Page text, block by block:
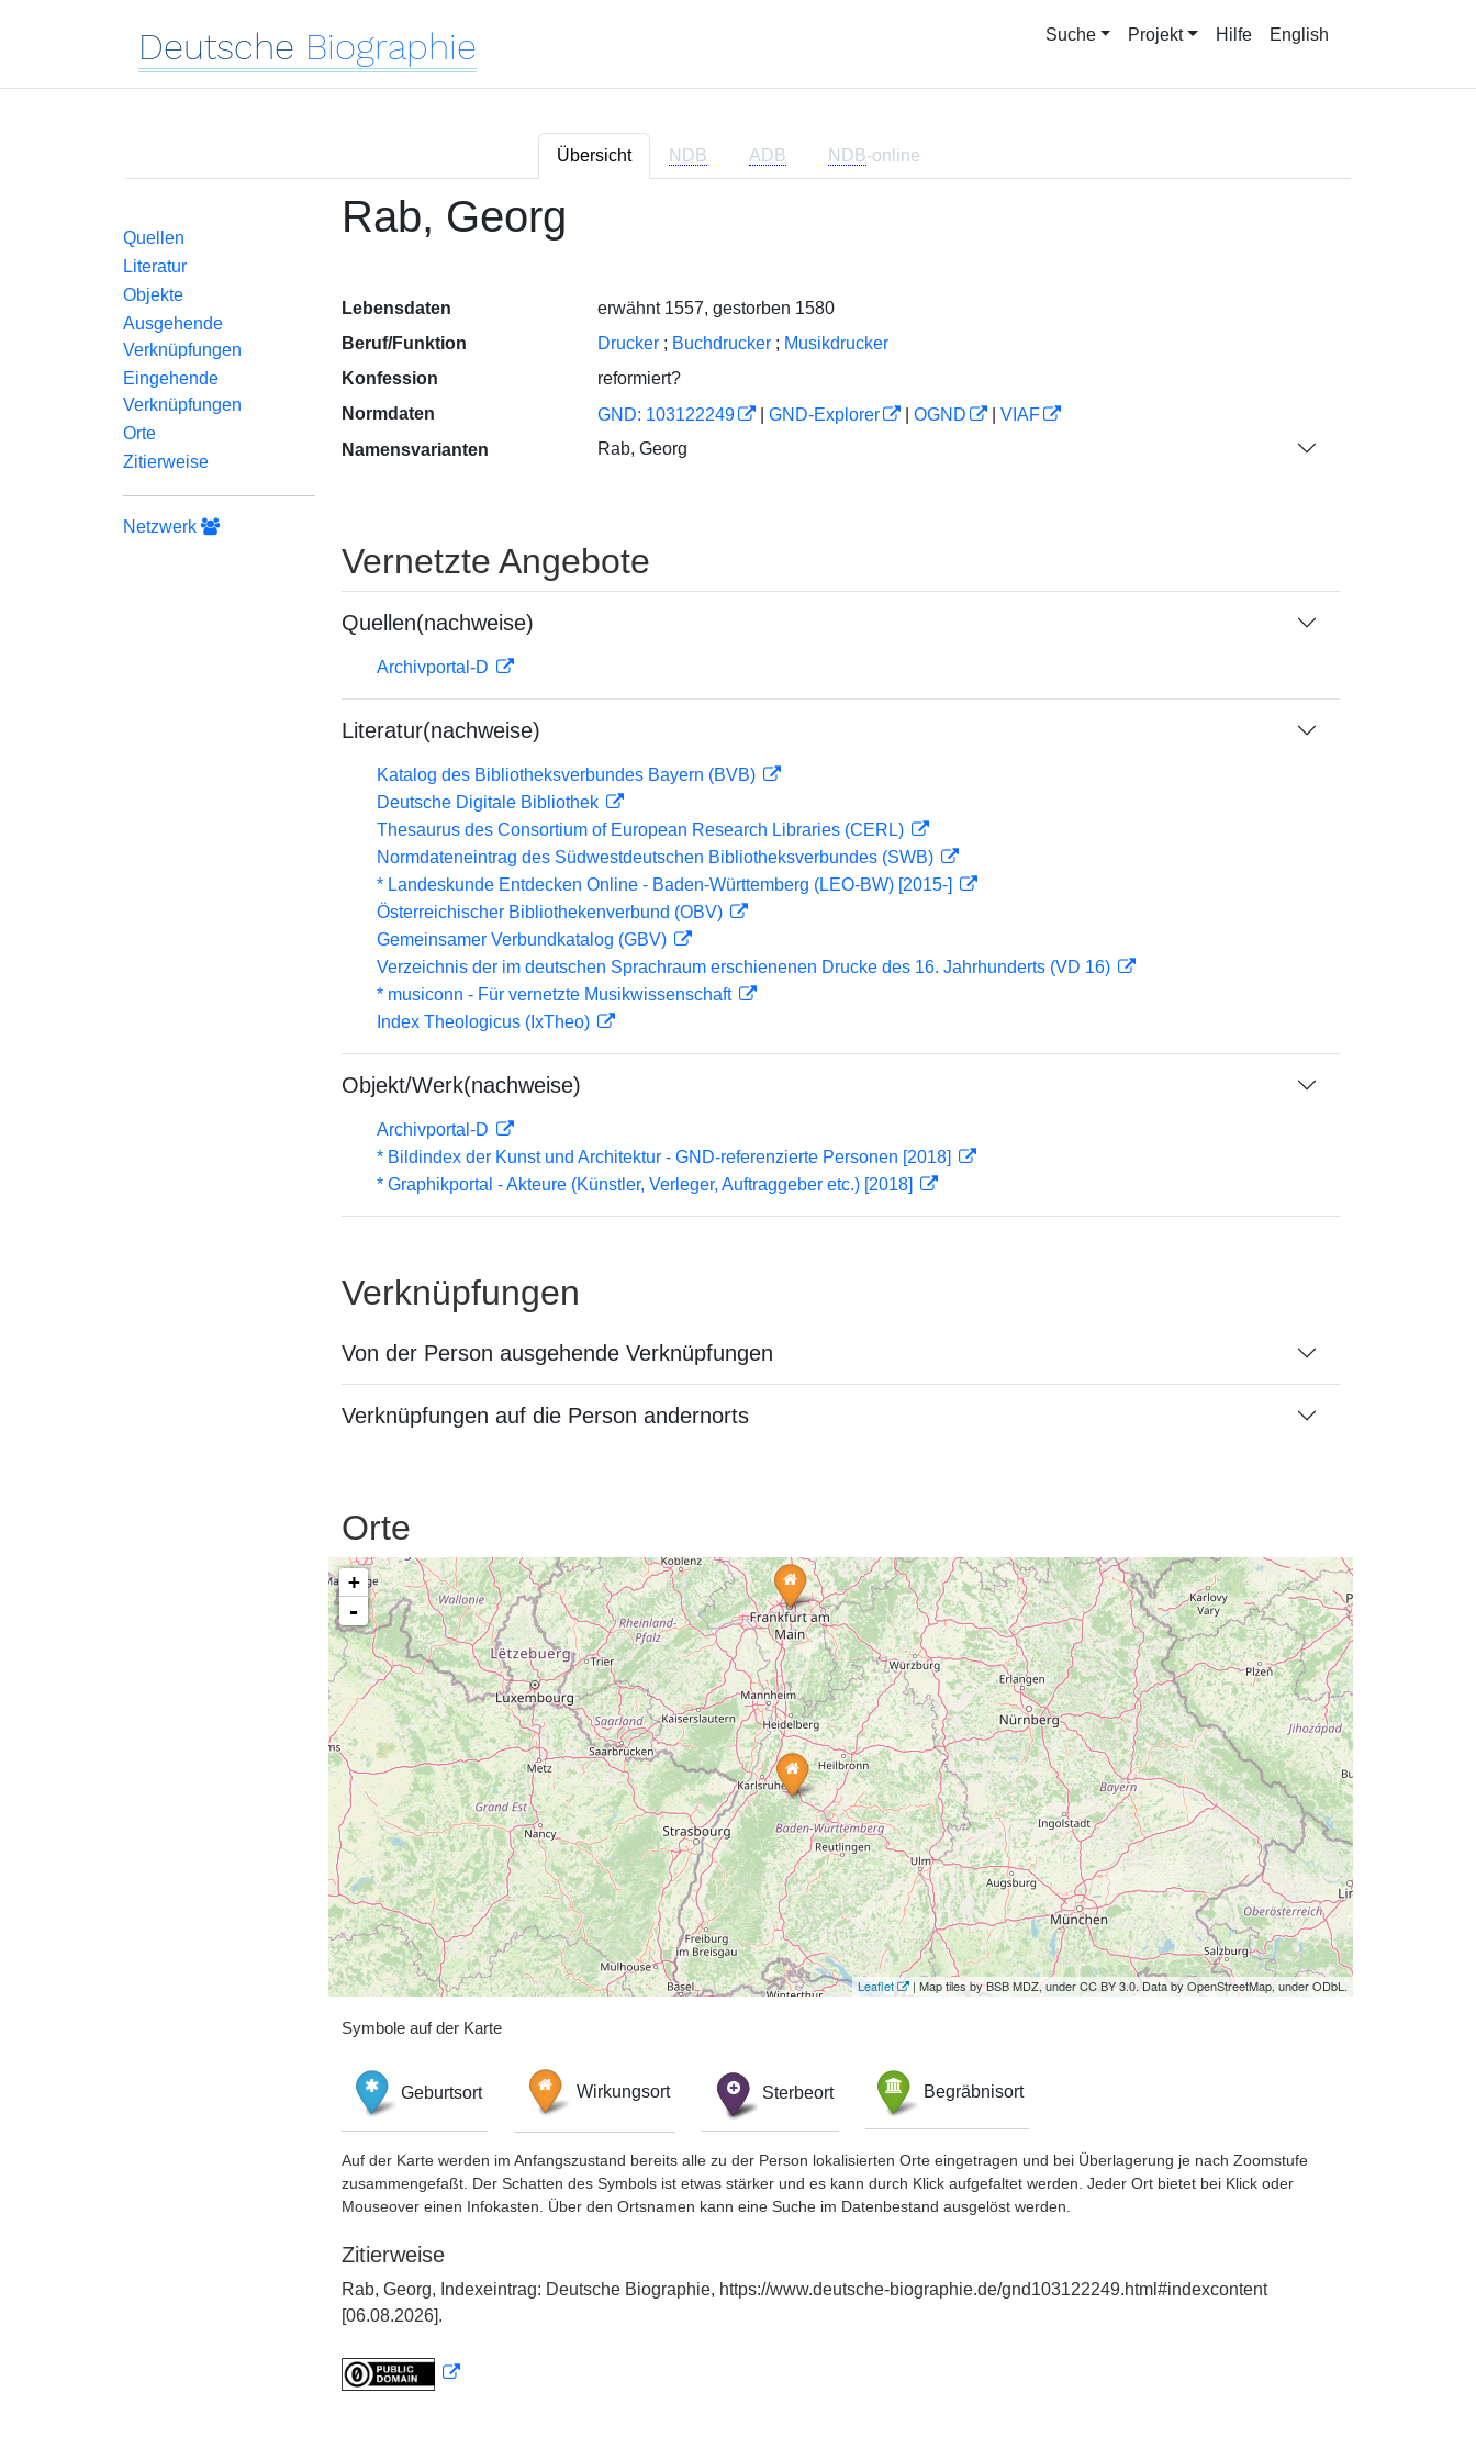
Deutsche Biographie Suche Projekt Hilfe English
Übersicht NDB ADB NDB-online
Quellen
Literatur
Objekte
Ausgehende
Verknüpfungen
Eingehende
Verknüpfungen
Orte
Zitierweise
Netzwerk
Rab, Georg
Lebensdaten
erwähnt 1557, gestorben 1580
Beruf/Funktion
Drucker ; Buchdrucker ; Musikdrucker
Konfession
reformiert?
Normdaten
GND: 103122249 GND-Explorer OGND
VIAF
Namensvarianten
Rab, Georg
Vernetzte Angebote
Quellen(nachweise)
Archivportal-D
Literatur(nachweise)
Katalog des Bibliotheksverbundes Bayern (BVB)
Deutsche Digitale Bibliothek
Thesaurus des Consortium of European Research Libraries (CERL)
Normdateneintrag des Südwestdeutschen Bibliotheksverbundes (SWB)
* Landeskunde Entdecken Online - Baden-Württemberg (LEO-BW) [2015-]
Österreichischer Bibliothekenverbund (OBV)
Gemeinsamer Verbundkatalog (GBV)
Verzeichnis der im deutschen Sprachraum erschienenen Drucke des 16. Jahrhunderts (VD 16)
* musiconn - Für vernetzte Musikwissenschaft
Index Theologicus (IxTheo)
Objekt/Werk(nachweise)
Archivportal-D
* Bildindex der Kunst und Architektur - GND-referenzierte Personen [2018]
* Graphikportal - Akteure (Künstler, Verleger, Auftraggeber etc.) [2018]
Verknüpfungen
Von der Person ausgehende Verknüpfungen
Verknüpfungen auf die Person andernorts
Orte
+
-
Leaflet | Map tiles by BSB MDZ, under CC BY 3.0. Data by OpenStreetMap, under ODbL.
Symbole auf der Karte
Geburtsort Wirkungsort Sterbeort Begräbnisort
Auf der Karte werden im Anfangszustand bereits alle zu der Person lokalisierten Orte eingetragen und bei Überlagerung je nach Zoomstufe
zusammengefaßt. Der Schatten des Symbols ist etwas stärker und es kann durch Klick aufgefaltet werden. Jeder Ort bietet bei Klick oder
Mouseover einen Infokasten. Über den Ortsnamen kann eine Suche im Datenbestand ausgelöst werden.
Zitierweise
Rab, Georg, Indexeintrag: Deutsche Biographie, https://www.deutsche-biographie.de/gnd103122249.html#indexcontent
[06.08.2026].